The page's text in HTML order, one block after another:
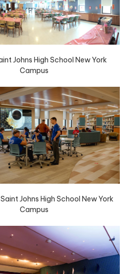
Johns High School New York
Campus
Johns High School New York
Campus